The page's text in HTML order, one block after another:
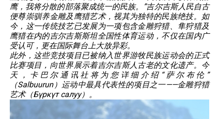
鹰，我将分散的部落聚成统一的民族。”吉尔吉斯人民自古
便尊崇驯养金雕及鹰猎艺术，视其为独特的民族绝技。如
今，这一传统技艺已发展为一项包含金雕狩猎、隼狩猎及
鹰猎在内的吉尔吉斯斯坦全国性体育运动，不仅在国内广
受认可，更在国际舞台上大放异彩。
此外，这些竞技项目已被纳入世界游牧民族运动会的正式
比赛项目，向世界展示着吉尔吉斯人古老的文化遗产。今
天，卡巴尔通讯社将为您详细介绍“萨尔布伦”
（Salbuurun）运动中最具代表性的项目之一——金雕狩猎
艺术（Бүркүт салуу）。